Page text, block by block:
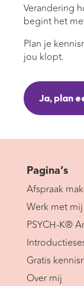
Verandering
begint het
Plan je
jou klopt.
Ja, plan
Pagina’s
Afspraak
Werk met mij
PSYCH-K®
Gratis
Over mij